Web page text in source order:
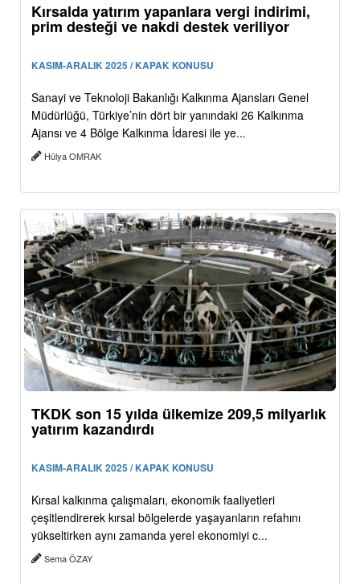
Kırsalda yatırım yapanlara vergi indirimi,
prim desteği ve nakdi destek veriliyor
KASIM-ARALIK 2025 / KAPAK KONUSU
Sanayi ve Teknoloji Bakanlığı Kalkınma Ajansları Genel
Müdürlüğü, Türkiye’nin dört bir yanındaki 26 Kalkınma
Ajansı ve 4 Bölge Kalkınma İdaresi ile ye...
Hülya OMRAK
TKDK son 15 yılda ülkemize 209,5 milyarlık
yatırım kazandırdı
KASIM-ARALIK 2025 / KAPAK KONUSU
Kırsal kalkınma çalışmaları, ekonomik faaliyetleri
çeşitlendirerek kırsal bölgelerde yaşayanların refahını
yükseltirken aynı zamanda yerel ekonomiyi c...
Sema ÖZAY